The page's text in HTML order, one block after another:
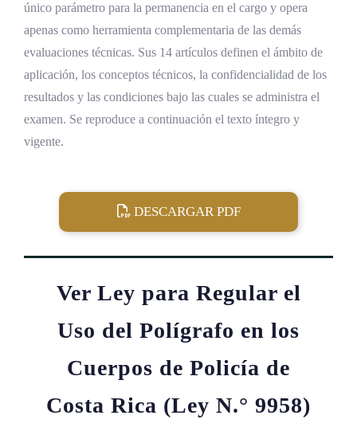
único parámetro para la permanencia en el cargo y opera
apenas como herramienta complementaria de las demás
evaluaciones técnicas. Sus 14 artículos definen el ámbito de
aplicación, los conceptos técnicos, la confidencialidad de los
resultados y las condiciones bajo las cuales se administra el
examen. Se reproduce a continuación el texto íntegro y
vigente.
DESCARGAR PDF
Ver Ley para Regular el
Uso del Polígrafo en los
Cuerpos de Policía de
Costa Rica (Ley N.° 9958)